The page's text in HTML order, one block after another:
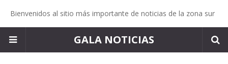
Bienvenidos al sitio más importante de noticias de la zona sur
GALA NOTICIAS